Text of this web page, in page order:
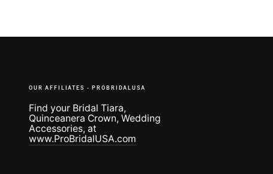
OUR AFFILIATES - PROBRIDALUSA
Find your Bridal Tiara,
Quinceanera Crown, Wedding
Accessories, at
www.ProBridalUSA.com